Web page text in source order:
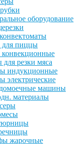
оборудование
для пиццы
резки мяса
индукционные
электрические
машины
материалы
жарочные